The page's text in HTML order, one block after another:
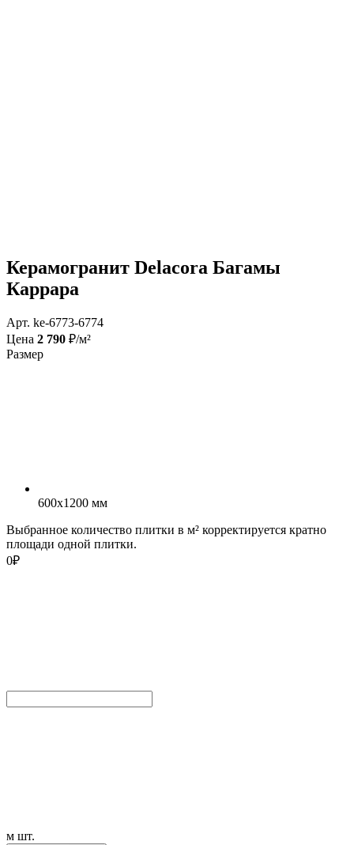
Керамогранит Delacora Багамы
Каррара
Арт. ke-6773-6774
Цена 2 790 ₽/м²
Размер
600x1200 мм
Выбранное количество плитки в м² корректируется кратно
площади одной плитки.
0₽
м шт.